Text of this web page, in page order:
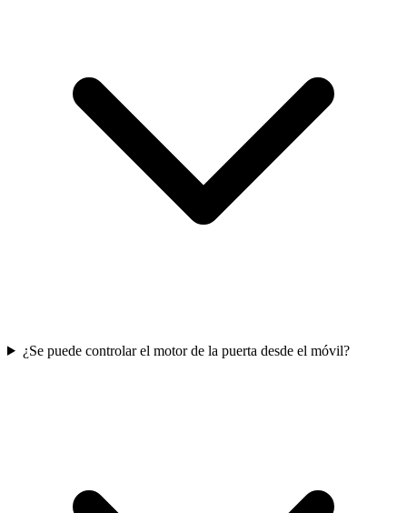
¿Se puede controlar el motor de la puerta desde el móvil?